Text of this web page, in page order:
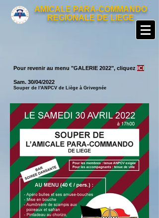
AMICALE PARA-COMMANDO
REGIONALE DE LIEGE
Pour revenir au menu "GALERIE 2022", cliquez ICI
Sam. 30/04/2022
Souper de l'ANPCV de Liège à Grivegnée